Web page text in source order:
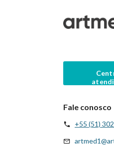
Fale conosco
+55 (51)